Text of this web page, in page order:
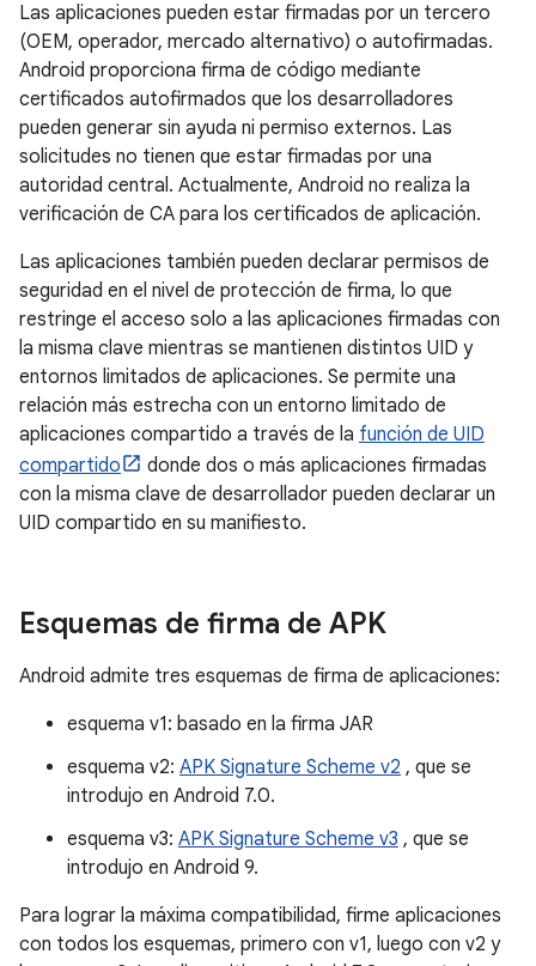
Las aplicaciones pueden estar firmadas por un tercero
(OEM, operador, mercado alternativo) o autofirmadas.
Android proporciona firma de código mediante
certificados autofirmados que los desarrolladores
pueden generar sin ayuda ni permiso externos. Las
solicitudes no tienen que estar firmadas por una
autoridad central. Actualmente, Android no realiza la
verificación de CA para los certificados de aplicación.
Las aplicaciones también pueden declarar permisos de
seguridad en el nivel de protección de firma, lo que
restringe el acceso solo a las aplicaciones firmadas con
la misma clave mientras se mantienen distintos UID y
entornos limitados de aplicaciones. Se permite una
relación más estrecha con un entorno limitado de
aplicaciones compartido a través de la función de UID
compartido
donde dos o más aplicaciones firmadas
con la misma clave de desarrollador pueden declarar un
UID compartido en su manifiesto.
Esquemas de firma de APK
Android admite tres esquemas de firma de aplicaciones:
esquema v1: basado en la firma JAR
esquema v2: APK Signature Scheme v2 , que se
introdujo en Android 7.0.
esquema v3: APK Signature Scheme v3 , que se
introdujo en Android 9.
Para lograr la máxima compatibilidad, firme aplicaciones
con todos los esquemas, primero con v1, luego con v2 y